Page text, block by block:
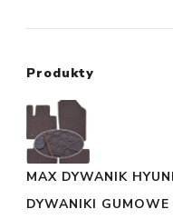
Produkty
MAX DYWANIK
DYWANIKI GUMOWE